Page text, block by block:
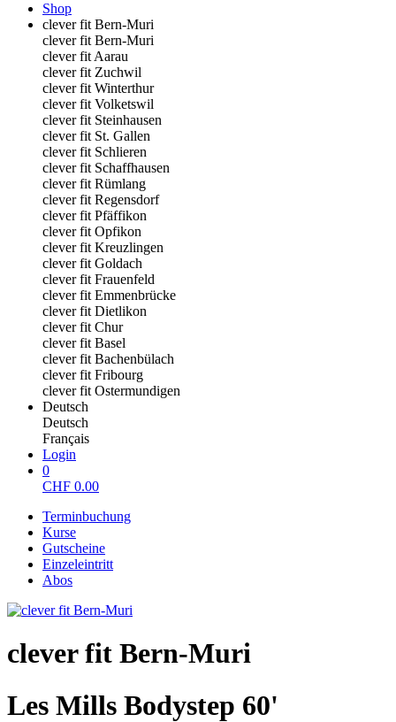
Shop
clever fit Bern-Muri
clever fit Bern-Muri
clever fit Aarau
clever fit Zuchwil
clever fit Winterthur
clever fit Volketswil
clever fit Steinhausen
clever fit St. Gallen
clever fit Schlieren
clever fit Schaffhausen
clever fit Rümlang
clever fit Regensdorf
clever fit Pfäffikon
clever fit Opfikon
clever fit Kreuzlingen
clever fit Goldach
clever fit Frauenfeld
clever fit Emmenbrücke
clever fit Dietlikon
clever fit Chur
clever fit Basel
clever fit Bachenbülach
clever fit Fribourg
clever fit Ostermundigen
Deutsch
Deutsch
Français
Login
0
CHF 0.00
Terminbuchung
Kurse
Gutscheine
Einzeleintritt
Abos
clever fit Bern-Muri
Les Mills Bodystep 60'